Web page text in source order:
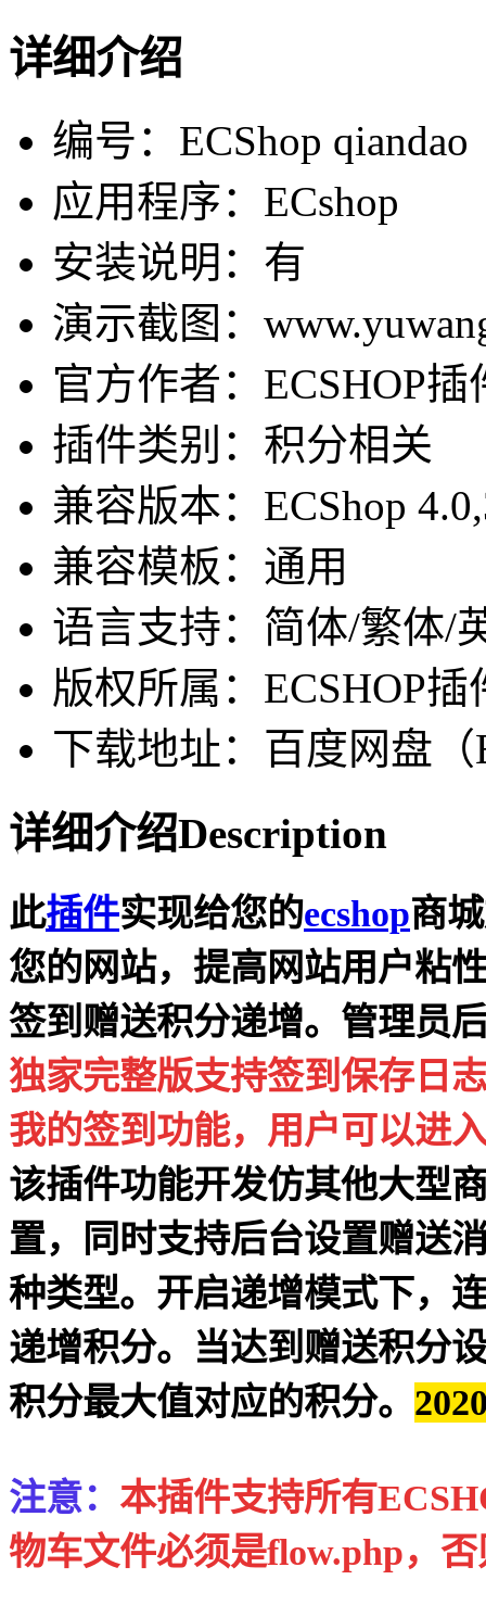
详细介绍
编号：ECShop qiandao
应用程序：ECshop
安装说明：有
演示截图：
官方作者：ECSHOP插
插件类别：积分相关
兼容版本：ECShop
兼容模板：通用
语言支持：简体/繁体/
版权所属：ECSHOP插
下载地址：百度网盘（
详细介绍Description
此插件实现给您的ecshop商
您的网站，提高网站用户粘
签到赠送积分递增。管理员
独家完整版支持签到保存日
我的签到功能，用户可以进
该插件功能开发仿其他大型
置，同时支持后台设置赠送
种类型。开启递增模式下，
递增积分。当达到赠送积分
积分最大值对应的积分。
注意： 本插件支持所有
物车文件必须是flow.php，